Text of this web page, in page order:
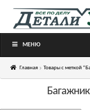
Перейти
Перейти
МЕНЮ
Главная Товары с меткой